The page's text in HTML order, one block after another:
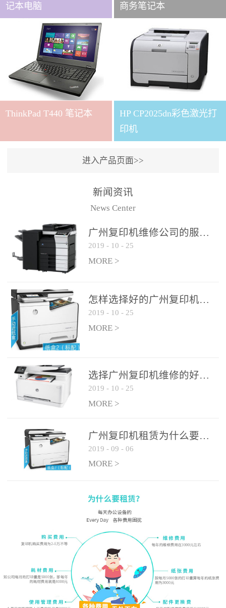
记本电脑
商务笔记本
ThinkPad T440 笔记本
HP CP2025dn彩色激光打
印机
进入产品页面>>
新闻资讯
News Center
广州复印机维修公司的服务如何?
2019 - 10 - 25
MORE >
怎样选择好的广州复印机维修公司?
2019 - 10 - 25
MORE >
选择广州复印机维修的好处有哪些?
2019 - 10 - 25
MORE >
广州复印机租赁为什么要选大平台
2019 - 09 - 06
MORE >